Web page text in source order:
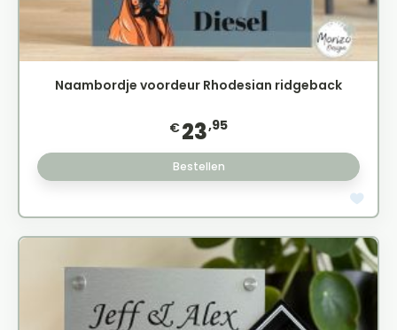
Naambordje voordeur Rhodesian ridgeback
€23,95
Bestellen